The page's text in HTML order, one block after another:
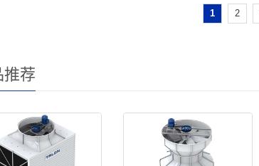
1 2
荐